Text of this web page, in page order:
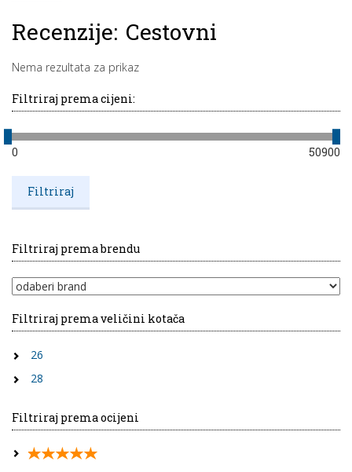
Recenzije: Cestovni
Nema rezultata za prikaz
Filtriraj prema cijeni:
0 50900
Filtriraj prema brendu
Filtriraj prema veličini kotača
26
28
Filtriraj prema ocijeni